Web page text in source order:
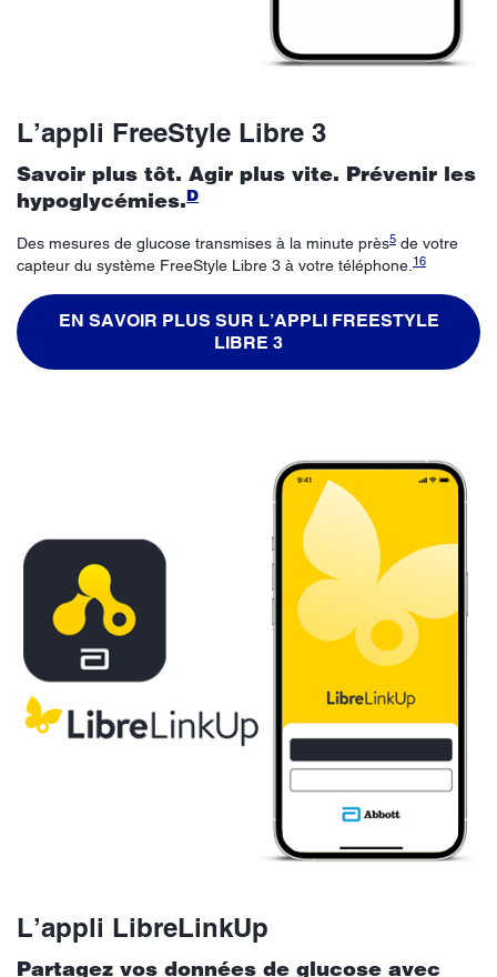
L’appli FreeStyle Libre 3
Savoir plus tôt. Agir plus vite. Prévenir les
hypoglycémies.D
Des mesures de glucose transmises à la minute près5 de votre
capteur du système FreeStyle Libre 3 à votre téléphone.16
EN SAVOIR PLUS SUR L’APPLI FREESTYLE
LIBRE 3
L’appli LibreLinkUp
Partagez vos données de glucose avec